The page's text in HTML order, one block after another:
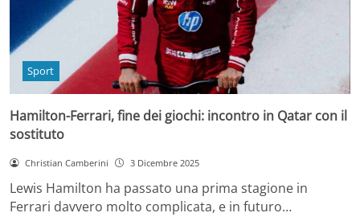
Sport
Hamilton-Ferrari, fine dei giochi: incontro in Qatar con il
sostituto
Christian Camberini 3 Dicembre 2025
Lewis Hamilton ha passato una prima stagione in
Ferrari davvero molto complicata, e in futuro…